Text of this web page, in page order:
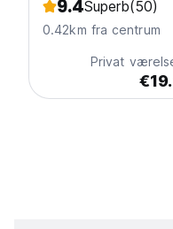
9.4Superb(50)
0.42km fra centrum
Privat